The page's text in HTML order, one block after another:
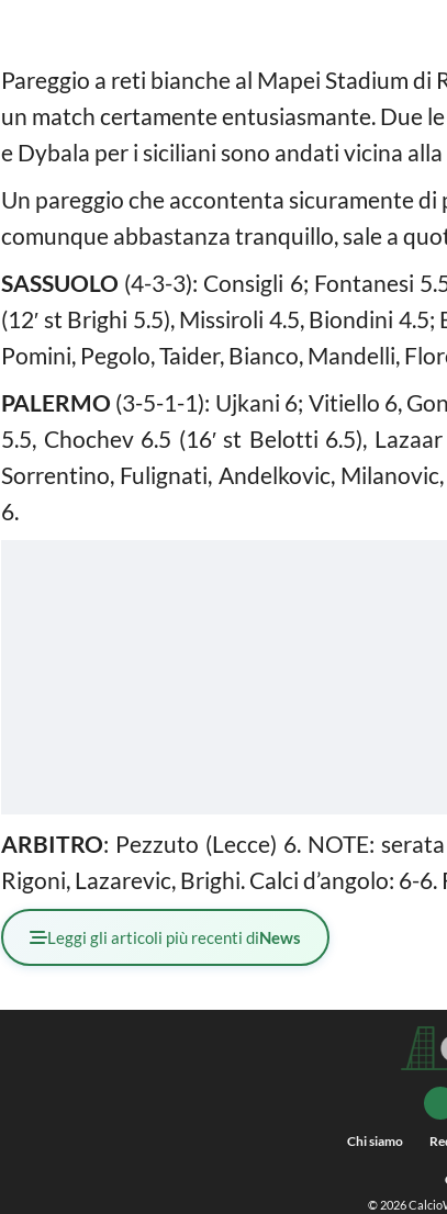
Pareggio a reti bianche al Mapei Stadium di
un match certamente entusiasmante. Due
e Dybala per i siciliani sono andati vicina
Un pareggio che accontenta sicuramente
comunque abbastanza tranquillo, sale a
SASSUOLO (4-3-3): Consigli 6; Fontanesi
(12′ st Brighi 5.5), Missiroli 4.5, Biondini 4.5;
Pomini, Pegolo, Taider, Bianco, Mandelli,
PALERMO (3-5-1-1): Ujkani 6; Vitiello 6,
5.5, Chochev 6.5 (16′ st Belotti 6.5),
Sorrentino, Fulignati, Andelkovic,
6.
ARBITRO: Pezzuto (Lecce) 6. NOTE:
Rigoni, Lazarevic, Brighi. Calci d’angolo: 6-6.
Leggi gli articoli più recenti diNews
Chi siamo
© 2026